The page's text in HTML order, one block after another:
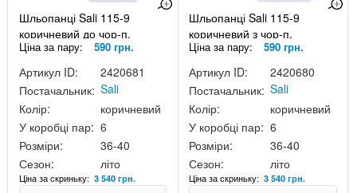
Шльопанці Sali 115-9
коричневий до чор-п.
Ціна за пару: 590 грн.
Артикул ID:
2420681
Постачальник: Sali
Колір:
коричневий
У коробці пар: 6
Розміри:
36-40
Сезон:
літо
Ціна за скриньку: 3 540 грн.
Шльопанці Sali 115-9
коричневий з чор-п.
Ціна за пару: 590 грн.
Артикул ID:
2420680
Постачальник: Sali
Колір:
коричневий
У коробці пар: 6
Розміри:
36-40
Сезон:
літо
Ціна за скриньку:3 540 грн.